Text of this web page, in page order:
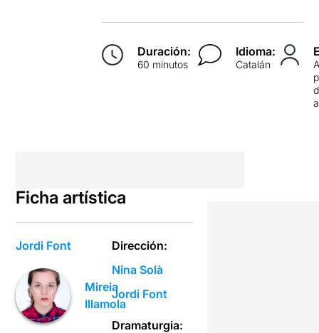
Duración:
60 minutos
Idioma:
Catalán
Ficha artística
Jordi Font
Mireia
Illamola
Dirección:
Nina Solà
Jordi Font
Dramaturgia: